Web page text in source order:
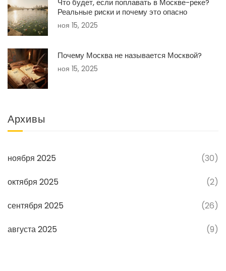
Реальные риски и почему это опасно
ноя 15, 2025
Почему Москва не называется Москвой?
ноя 15, 2025
Архивы
ноября 2025 (30)
октября 2025 (2)
сентября 2025 (26)
августа 2025 (9)